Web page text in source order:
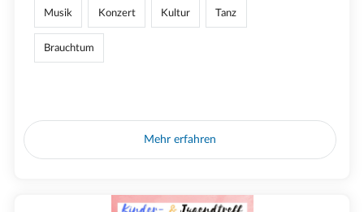
Musik Konzert Kultur Tanz
Brauchtum
Mehr erfahren